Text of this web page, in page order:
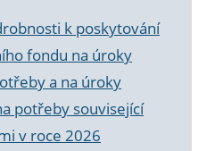
k poskytování
fondu na úroky
a na úroky
potřeby související
v roce 2026